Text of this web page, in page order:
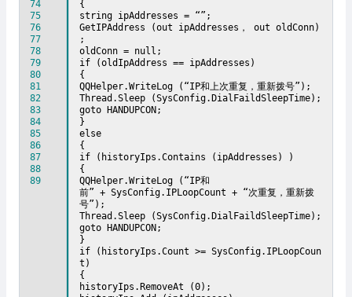
74
75
76
77
78
79
80
81
82
83
84
85
86
87
88
89
{
string ipAddresses = “”;
GetIPAddress (out ipAddresses， out oldConn)
;
oldConn = null;
if (oldIpAddress == ipAddresses)
{
QQHelper.WriteLog (“IP和上次重复，重新拨号”);
Thread.Sleep (SysConfig.DialFaildSleepTime);
goto HANDUPCON;
}
else
{
if (historyIps.Contains (ipAddresses) )
{
QQHelper.WriteLog (“IP和
前” + SysConfig.IPLoopCount + “次重复，重新拨
号”);
Thread.Sleep (SysConfig.DialFaildSleepTime);
goto HANDUPCON;
}
if (historyIps.Count >= SysConfig.IPLoopCoun
t)
{
historyIps.RemoveAt (0);